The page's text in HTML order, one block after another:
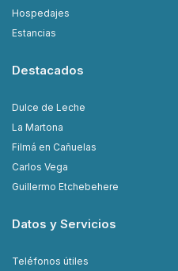
Hospedajes
Estancias
Destacados
Dulce de Leche
La Martona
Filmá en Cañuelas
Carlos Vega
Guillermo Etchebehere
Datos y Servicios
Teléfonos útiles